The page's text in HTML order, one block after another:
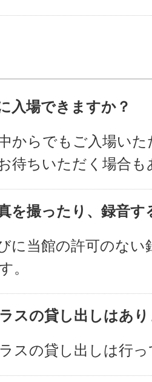
入場できますか？
からでもご入場い
待ちいただく場合も
を撮ったり、録音
に当館の許可のな
。
スの貸し出しはあ
スの貸し出しは行